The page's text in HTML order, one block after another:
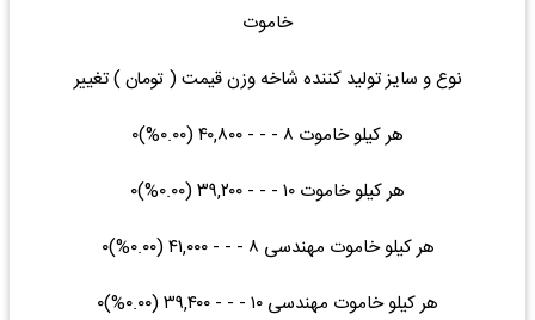
خاموت
نوع و سایز تولید کننده شاخه وزن قیمت ( تومان ) تغییر
هر کیلو خاموت ۸ - - - ۴۰,۸۰۰ (۰.۰۰%)۰
هر کیلو خاموت ۱۰ - - - ۳۹,۲۰۰ (۰.۰۰%)۰
هر کیلو خاموت مهندسی ۸ - - - ۴۱,۰۰۰ (۰.۰۰%)۰
هر کیلو خاموت مهندسی ۱۰ - - - ۳۹,۴۰۰ (۰.۰۰%)۰